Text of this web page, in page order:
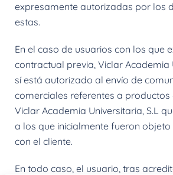
expresamente autorizadas por los
estas.
En el caso de usuarios con los que
contractual previa, Viclar Academia
sí está autorizado al envío de
comerciales referentes a productos
Viclar Academia Universitaria, S.L
a los que inicialmente fueron
con el cliente.
En todo caso, el usuario, tras